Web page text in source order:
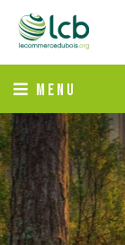
MENU